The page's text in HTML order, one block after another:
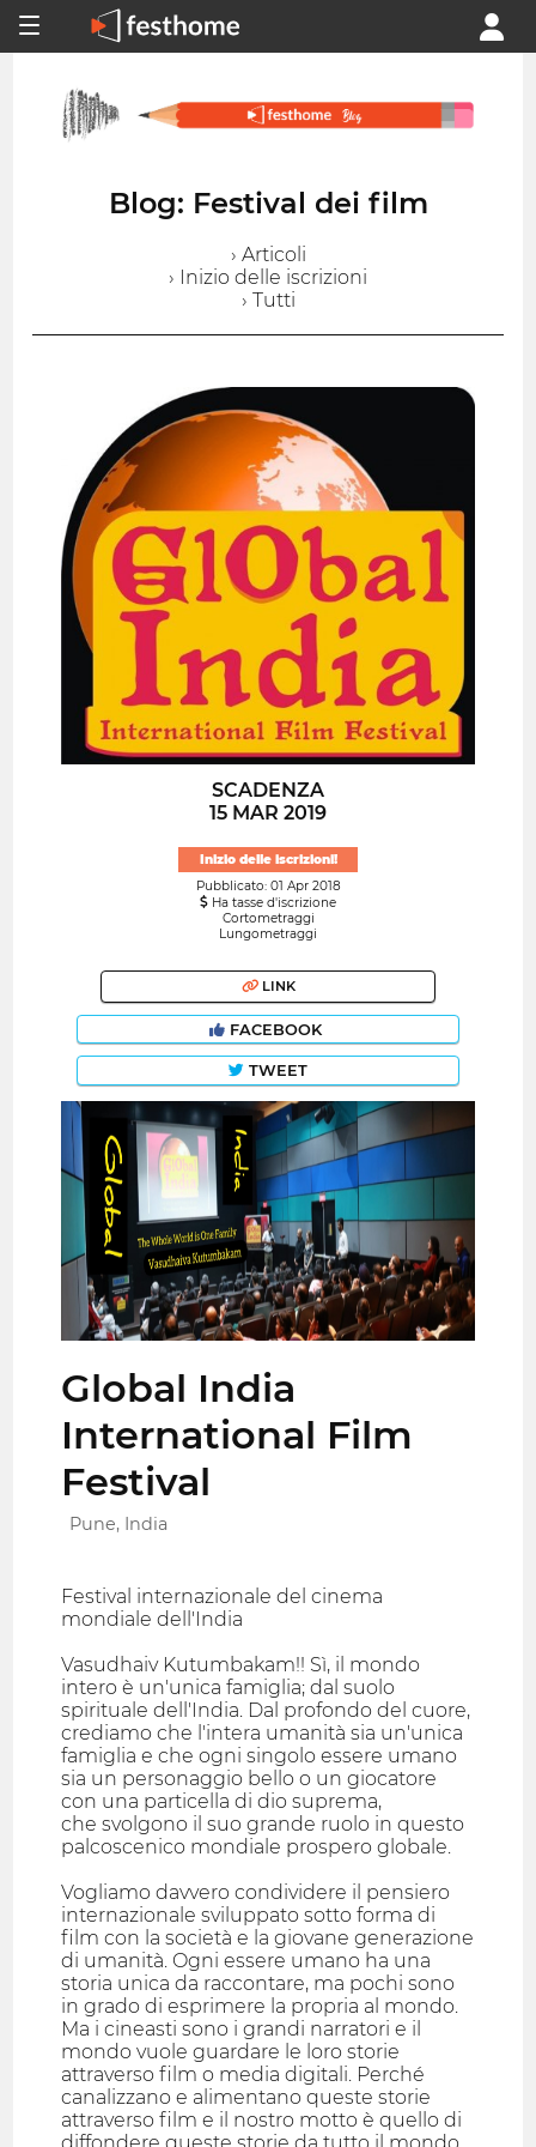
Blog: Festival dei film
› Articoli
› Inizio delle iscrizioni
› Tutti
SCADENZA
15 MAR 2019
Inizio delle iscrizioni!
Pubblicato: 01 Apr 2018
Ha tasse d'iscrizione
Cortometraggi
Lungometraggi
LINK
FACEBOOK
TWEET
Global India
International Film
Festival
Pune, India
Festival internazionale del cinema
mondiale dell'India
Vasudhaiv Kutumbakam!! Sì, il mondo
intero è un'unica famiglia; dal suolo
spirituale dell'India. Dal profondo del cuore,
crediamo che l'intera umanità sia un'unica
famiglia e che ogni singolo essere umano
sia un personaggio bello o un giocatore
con una particella di dio suprema,
che svolgono il suo grande ruolo in questo
palcoscenico mondiale prospero globale.
Vogliamo davvero condividere il pensiero
internazionale sviluppato sotto forma di
film con la società e la giovane generazione
di umanità. Ogni essere umano ha una
storia unica da raccontare, ma pochi sono
in grado di esprimere la propria al mondo.
Ma i cineasti sono i grandi narratori e il
mondo vuole guardare le loro storie
attraverso film o media digitali. Perché
canalizzano e alimentano queste storie
attraverso film e il nostro motto è quello di